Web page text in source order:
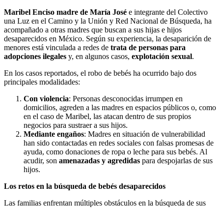
Maribel Enciso madre de María José e integrante del Colectivo
una Luz en el Camino y la Unión y Red Nacional de Búsqueda, ha
acompañado a otras madres que buscan a sus hijas e hijos
desaparecidos en México. Según su experiencia, la desaparición de
menores está vinculada a redes de trata de personas para
adopciones ilegales y, en algunos casos, explotación sexual.
En los casos reportados, el robo de bebés ha ocurrido bajo dos
principales modalidades:
Con violencia: Personas desconocidas irrumpen en
domicilios, agreden a las madres en espacios públicos o, como
en el caso de Maribel, las atacan dentro de sus propios
negocios para sustraer a sus hijos.
Mediante engaños: Madres en situación de vulnerabilidad
han sido contactadas en redes sociales con falsas promesas de
ayuda, como donaciones de ropa o leche para sus bebés. Al
acudir, son amenazadas y agredidas para despojarlas de sus
hijos.
Los retos en la búsqueda de bebés desaparecidos
Las familias enfrentan múltiples obstáculos en la búsqueda de sus